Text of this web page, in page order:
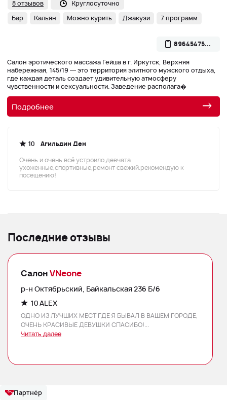
Круглосуточно
8 отзывов
Бар
Кальян Можно курить Джакузи 7 программ
89645475...
Салон эротического массажа Гейша в г. Иркутск, Верхняя
набережная, 145/19 — это территория элитного мужского отдыха,
где каждая деталь создает удивительную атмосферу
чувственности и сексуальности. Заведение располага�
Подробнее
10
Агильдин Ден
Очень и очень всё устроило,девчата
ухоженные,спортивные,ремонт свежий.рекомендую к
посещению!
Последние отзывы
СалонVNeone
р-н Октябрьский, Байкальская 236 Б/6
10 ALEX
ОДНО ИЗ ЛУЧШИХ МЕСТ ГДЕ Я БЫВАЛ В ВАШЕМ ГОРОДЕ,
ОЧЕНЬ КРАСИВЫЕ ДЕВУШКИ СПАСИБО!...
Читать далее
Партнёр